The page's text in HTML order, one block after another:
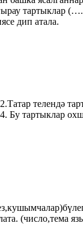
тартыклар
дип атала.
телендә
Бу тартыклар
(число,тема